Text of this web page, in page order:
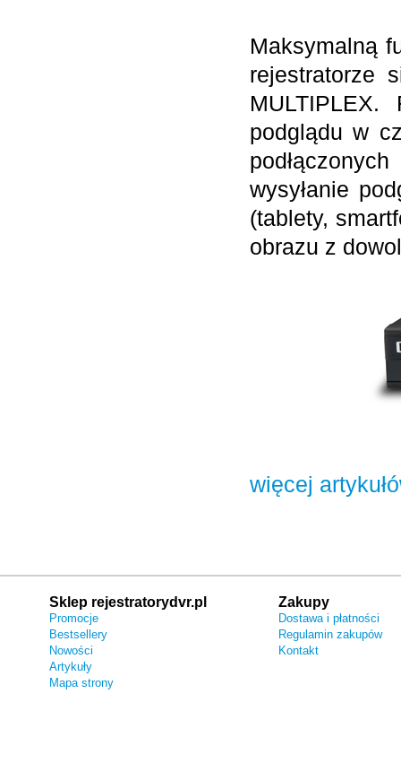
Maksymalną
rejestratorze
podglądu w
wysyłanie
(tablety,
obrazu z
więcej
Sklep rejestratorydvr.pl
Promocje
Bestsellery
Nowości
Artykuły
Mapa strony
Zakupy
Dostawa i płatności
Regulamin zakupów
Kontakt